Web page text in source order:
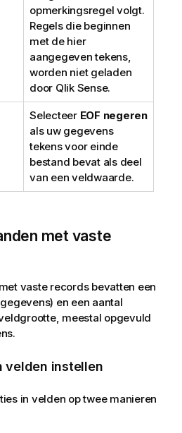
opmerkingsregel volgt.
Regels die beginnen
met de hier
aangegeven tekens,
worden niet geladen
door Qlik Sense.
Selecteer EOF negeren
als uw gegevens
tekens voor einde
bestand bevat als deel
van een veldwaarde.
met vaste
vaste records bevatten een
en een aantal
meestal opgevuld
velden instellen
in velden op twee manieren